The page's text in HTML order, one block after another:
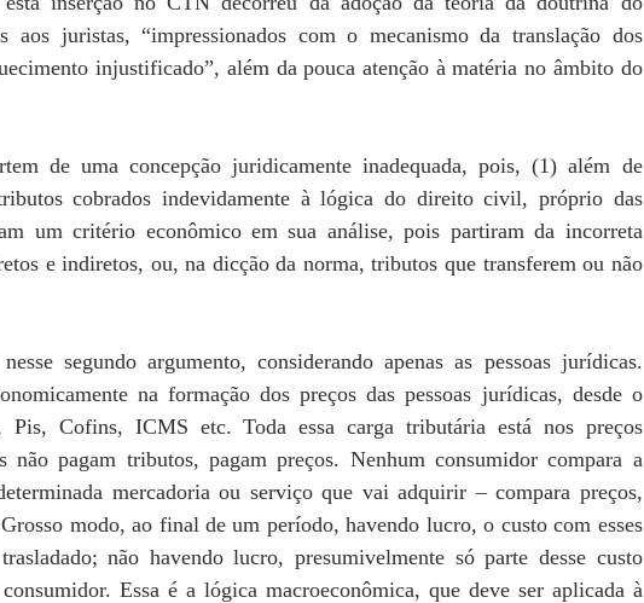
aos juristas, “impressionados com o mecanismo da translação dos
injustificado”, além da pouca atenção à matéria no âmbito do
de uma concepção juridicamente inadequada, pois, (1) além de
cobrados indevidamente à lógica do direito civil, próprio das
um critério econômico em sua análise, pois partiram da incorreta
e indiretos, ou, na dicção da norma, tributos que transferem ou não
segundo argumento, considerando apenas as pessoas jurídicas.
na formação dos preços das pessoas jurídicas, desde o
Cofins, ICMS etc. Toda essa carga tributária está nos preços
não pagam tributos, pagam preços. Nenhum consumidor compara a
mercadoria ou serviço que vai adquirir – compara preços,
modo, ao final de um período, havendo lucro, o custo com esses
não havendo lucro, presumivelmente só parte desse custo
Essa é a lógica macroeconômica, que deve ser aplicada à